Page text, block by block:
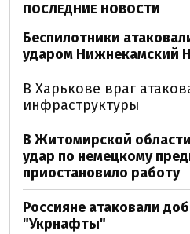
ПОСЛЕДНИЕ НОВОСТИ
Беспилотники
ударом Нижнекамский
В Харькове враг
инфраструктуры
В Житомирской
удар по немецкому
приостановило работу
Россияне атаковали
"Укрнафты"